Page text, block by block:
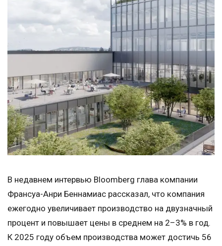
В недавнем интервью Bloomberg глава компании
Франсуа-Анри Беннамиас рассказал, что компания
ежегодно увеличивает производство на двузначный
процент и повышает цены в среднем на 2–3% в год.
К 2025 году объем производства может достичь 56